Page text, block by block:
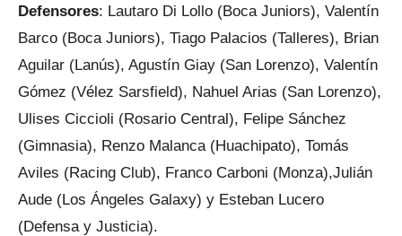
Defensores: Lautaro Di Lollo (Boca Juniors), Valentín
Barco (Boca Juniors), Tiago Palacios (Talleres), Brian
Aguilar (Lanús), Agustín Giay (San Lorenzo), Valentín
Gómez (Vélez Sarsfield), Nahuel Arias (San Lorenzo),
Ulises Ciccioli (Rosario Central), Felipe Sánchez
(Gimnasia), Renzo Malanca (Huachipato), Tomás
Aviles (Racing Club), Franco Carboni (Monza),Julián
Aude (Los Ángeles Galaxy) y Esteban Lucero
(Defensa y Justicia).